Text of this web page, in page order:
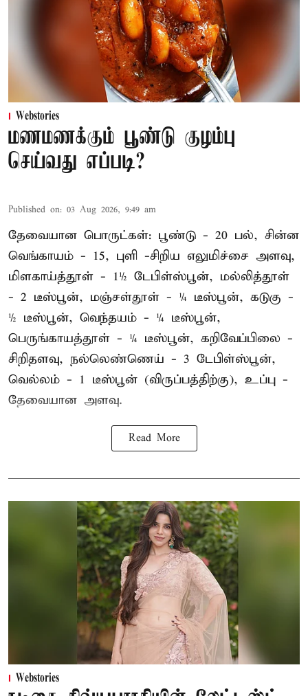
Webstories
மணமணக்கும் பூண்டு குழம்பு
செய்வது எப்படி?
Published on: 03 Aug 2026, 9:49 am
தேவையான பொருட்கள்: பூண்டு - 20 பல், சின்ன
வெங்காயம் - 15, புளி -சிறிய எலுமிச்சை அளவு,
மிளகாய்த்தூள் - 1½ டேபிள்ஸ்பூன், மல்லித்தூள்
- 2 டீஸ்பூன், மஞ்சள்தூள் - ¼ டீஸ்பூன், கடுகு -
½ டீஸ்பூன், வெந்தயம் - ¼ டீஸ்பூன்,
பெருங்காயத்தூள் - ¼ டீஸ்பூன், கறிவேப்பிலை -
சிறிதளவு, நல்லெண்ணெய் - 3 டேபிள்ஸ்பூன்,
வெல்லம் - 1 டீஸ்பூன் (விருப்பத்திற்கு), உப்பு -
தேவையான அளவு.
Read More
Webstories